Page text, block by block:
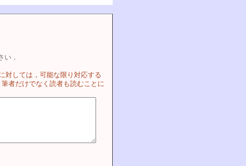
い．
対しては，可能な限り対応する
者だけでなく読者も読むことに